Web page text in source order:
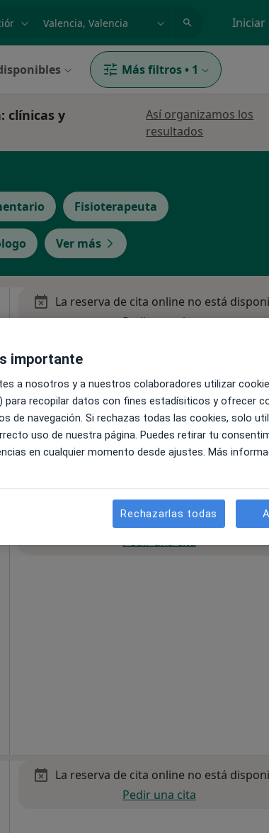
o nombre Iniciar
Más filtros • 1
clínicas y
Así organizamos los
resultados
Fisioterapeuta
Ver más
La reserva de cita online no está
Pedir una cita
La reserva de cita online no está
Pedir una cita
La reserva de cita online no está
Pedir una cita
importante
a nosotros y a nuestros colaboradores utilizar
para recopilar datos con fines estadísiticos y ofrecer
de navegación. Si rechazas todas las cookies, solo
uso de nuestra página. Puedes retirar tu
en cualquier momento desde ajustes. Más
Rechazarlas todas